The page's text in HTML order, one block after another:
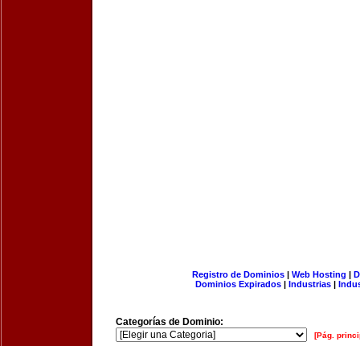
Registro de Dominios| Web Hosting |
Dominios Expirados | Industrias |
Categorías de Dominio:
[Pág.